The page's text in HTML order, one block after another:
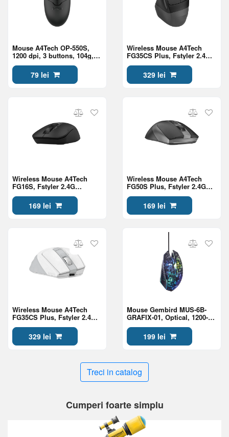
Mouse A4Tech OP-550S,
1200 dpi, 3 buttons, 104g,
Optical, USB, 1.5m, With
Silent Button, Black
79 lei
Wireless Mouse A4Tech
FG35CS Plus, Fstyler 2.4G
Rechargeable With Silent
Button , Gray
329 lei
Wireless Mouse A4Tech
FG16S, Fstyler 2.4G
Wireless Mouse USB
Black/With Silent Button,
Black 169 lei
Wireless Mouse A4Tech
FG50S Plus, Fstyler 2.4G
Optical With Silent Button ,
Black169 lei
Wireless Mouse A4Tech
FG35CS Plus, Fstyler 2.4G
Rechargeable With Silent
Button , White
329 lei
Mouse Gembird MUS-6B-
GRAFIX-01, Optical, 1200-
3600 dpi, 6 buttons, LED,
Ambidextrous, 1.5m, Black
199 lei
Treci in catalog
Cumperi foarte simplu